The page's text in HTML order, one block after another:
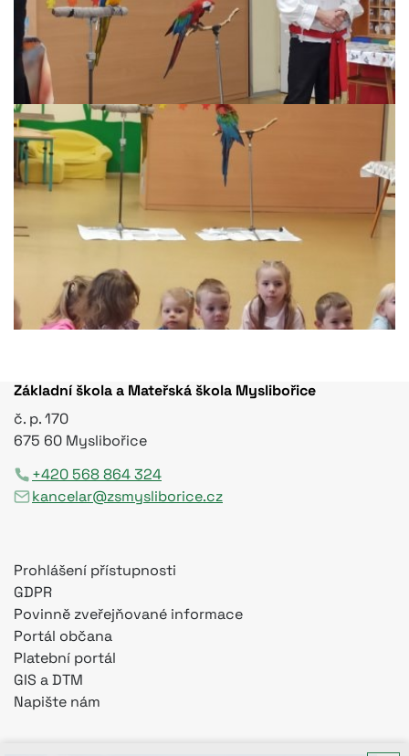
Základní škola a Mateřská škola Myslibořice
č. p. 170
675 60 Myslibořice
+420 568 864 324
kancelar@zsmysliborice.cz
Prohlášení přístupnosti
GDPR
Povinně zveřejňované informace
Portál občana
Platební portál
GIS a DTM
Napište nám